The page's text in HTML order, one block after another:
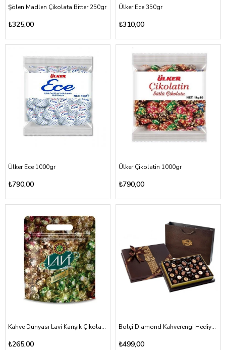
Şölen Madlen Çikolata Bitter 250gr
₺325,00
Ülker Ece 350gr
₺310,00
Ülker Ece 1000gr
₺790,00
Ülker Çikolatin 1000gr
₺790,00
Kahve Dünyası Lavi Karışık Çikolata 250 G
₺265,00
Bolçi Diamond Kahverengi Hediye Çikolata Kutu 285g
₺499,00